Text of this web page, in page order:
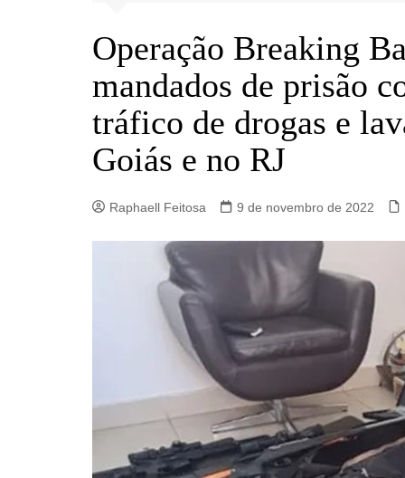
Campinorte
Campos Verdes
Carmo do Rio Verde
Catalão
Ceres
Guarinos
Hidrolina
Ipiranga de Goiás
Itaberaí
Itaguaru
Itapuranga
Operação Breaking
mandados de prisão
tráfico de drogas e
Goiás e no RJ
Raphaell Feitosa 9 de novembro de 2022